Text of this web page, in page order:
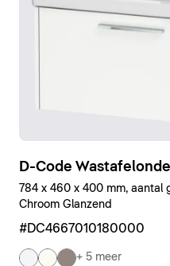
D-Code
784 x 460 x 400 mm, aantal
Chroom Glanzend
#DC4667010180000
+ 5 meer